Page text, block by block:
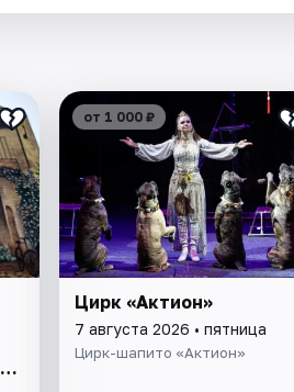
от 1 000 ₽
Цирк «Актион»
7 августа 2026 • пятница
Цирк-шапито «Актион»